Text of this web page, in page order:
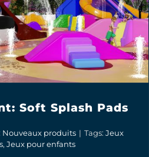
Soft Splash Pads
Nouveaux produits | Tags: Jeux
, Jeux pour enfants